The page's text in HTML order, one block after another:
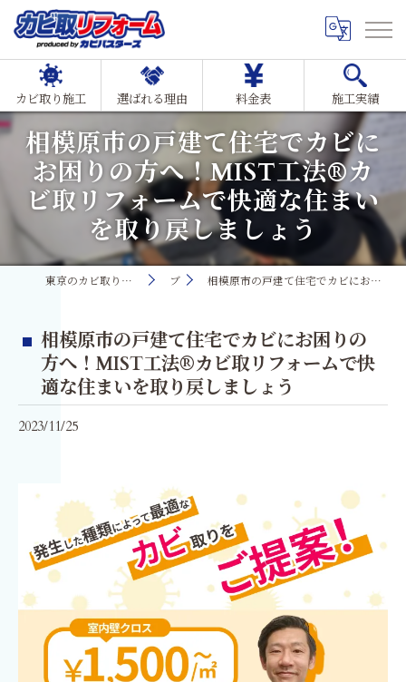
カビ取り施工 選ばれる理由 料金表 施工実績
相模原市の戸建て住宅でカビに
お困りの方へ！MIST工法®カ
ビ取リフォームで快適な住まい
を取り戻しましょう
東京のカビ取り・カビ対策ならMIST工法®カビ取リフォーム ブログ 相模原市の戸建て住宅でカビにお困りの方へ！MIST工法®カビ取リフォームで快適な住まいを取り戻しましょう
相模原市の戸建て住宅でカビにお困りの
方へ！MIST工法®カビ取リフォームで快
適な住まいを取り戻しましょう
2023/11/25